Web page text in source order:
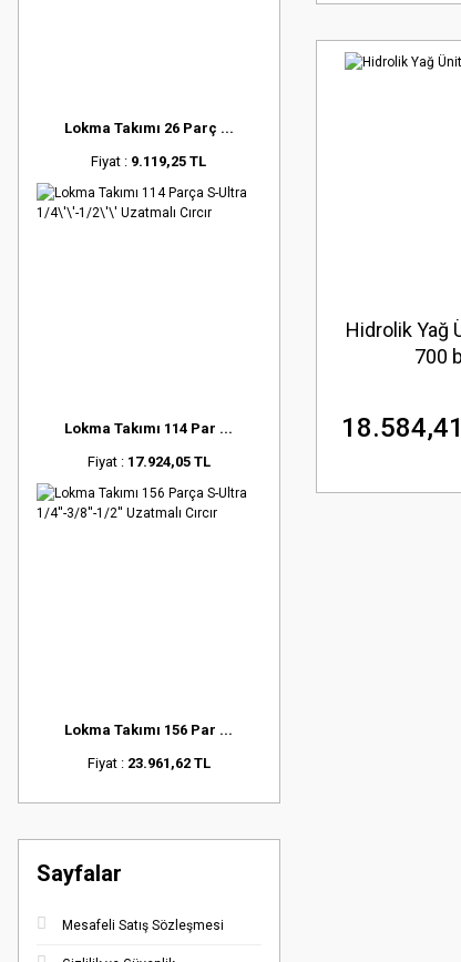
Lokma Takımı 26 Parç ...
Fiyat : 9.119,25 TL
Lokma Takımı 114 Par ...
Fiyat : 17.924,05 TL
Lokma Takımı 156 Par ...
Fiyat : 23.961,62 TL
Sayfalar
Mesafeli Satış Sözleşmesi
Hidrolik Yağ
700